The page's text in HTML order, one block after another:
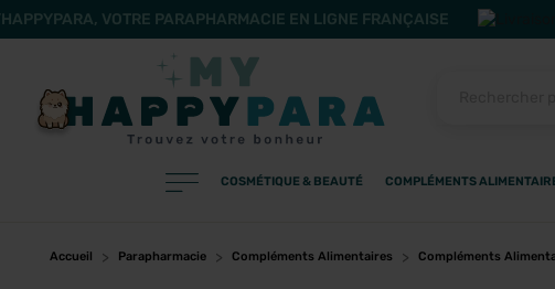
VOTRE PARAPHARMACIE EN LIGNE FRANÇAISE
Filtres PRODUITS
COSMÉTIQUE & BEAUTÉ COMPLÉMENTS
Accueil Parapharmacie Compléments Alimentaires Compléments